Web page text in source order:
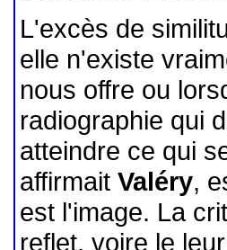
L'excès de
elle n'existe
nous offre ou
radiographie qui
atteindre ce qui
affirmait Valéry,
est l'image. La
reflet, voire le